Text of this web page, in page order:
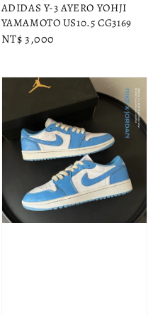
ADIDAS Y-3 AYERO YOHJI
YAMAMOTO US10.5 CG3169
Regular
NT$ 3,000